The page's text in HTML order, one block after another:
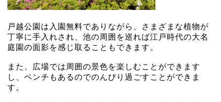
戸越公園は入園無料でありながら、さまざまな植物が
丁寧に手入れされ、池の周囲を巡れば江戸時代の大名
庭園の面影を感じ取ることもできます。
また、広場では周囲の景色を楽しむことができます
し、ベンチもあるのでのんびり過ごすことができま
す。